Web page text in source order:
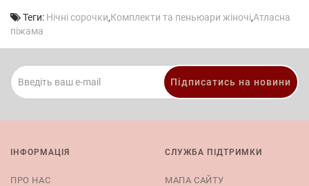
Теги: Нічні сорочки,Комплекти та пеньюари жіночі,Атласна
піжама
Підписатись на новини
ІНФОРМАЦІЯ
ПРО НАС
СЛУЖБА ПІДТРИМКИ
МАПА САЙТУ